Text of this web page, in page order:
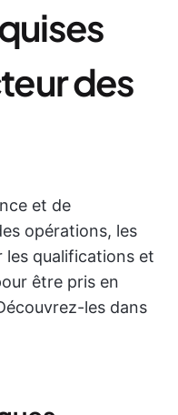
des
et de
opérations, les
les qualifications et
être pris en
les dans